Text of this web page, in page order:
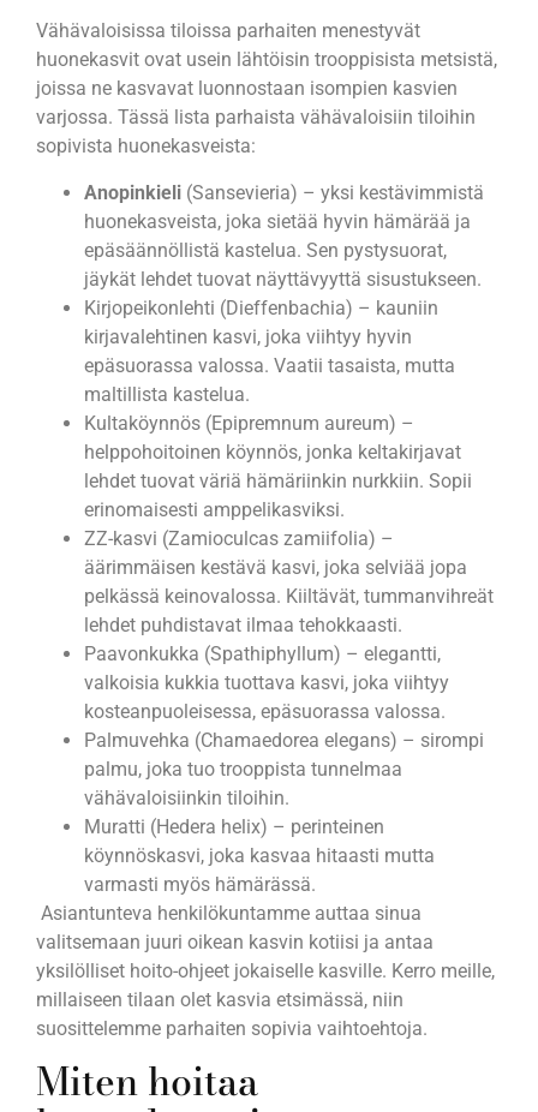
Vähävaloisissa tiloissa parhaiten menestyvät
huonekasvit ovat usein lähtöisin trooppisista metsistä,
joissa ne kasvavat luonnostaan isompien kasvien
varjossa. Tässä lista parhaista vähävaloisiin tiloihin
sopivista huonekasveista:
Anopinkieli (Sansevieria) – yksi kestävimmistä
huonekasveista, joka sietää hyvin hämärää ja
epäsäännöllistä kastelua. Sen pystysuorat,
jäykät lehdet tuovat näyttävyyttä sisustukseen.
Kirjopeikonlehti (Dieffenbachia) – kauniin
kirjavalehtinen kasvi, joka viihtyy hyvin
epäsuorassa valossa. Vaatii tasaista, mutta
maltillista kastelua.
Kultaköynnös (Epipremnum aureum) –
helppohoitoinen köynnös, jonka keltakirjavat
lehdet tuovat väriä hämäriinkin nurkkiin. Sopii
erinomaisesti amppelikasviksi.
ZZ-kasvi (Zamioculcas zamiifolia) –
äärimmäisen kestävä kasvi, joka selviää jopa
pelkässä keinovalossa. Kiiltävät, tummanvihreät
lehdet puhdistavat ilmaa tehokkaasti.
Paavonkukka (Spathiphyllum) – elegantti,
valkoisia kukkia tuottava kasvi, joka viihtyy
kosteanpuoleisessa, epäsuorassa valossa.
Palmuvehka (Chamaedorea elegans) – sirompi
palmu, joka tuo trooppista tunnelmaa
vähävaloisiinkin tiloihin.
Muratti (Hedera helix) – perinteinen
köynnöskasvi, joka kasvaa hitaasti mutta
varmasti myös hämärässä.
Asiantunteva henkilökuntamme auttaa sinua
valitsemaan juuri oikean kasvin kotiisi ja antaa
yksilölliset hoito-ohjeet jokaiselle kasville. Kerro meille,
millaiseen tilaan olet kasvia etsimässä, niin
suosittelemme parhaiten sopivia vaihtoehtoja.
Miten hoitaa